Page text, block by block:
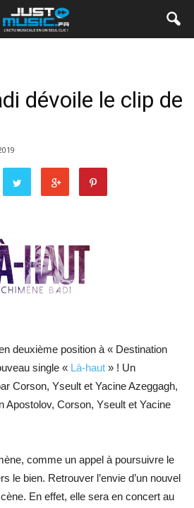
dévoile le clip de
deuxième position à « Destination
single « Là-haut » ! Un
Corson, Yseult et Yacine Azeggagh,
Apostolov, Corson, Yseult et Yacine
comme un appel à poursuivre le
le bien. Retrouver l’envie d’un nouvel
En effet, elle sera en concert au